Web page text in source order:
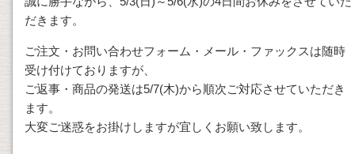
だきます。
ご注文・お問い合わせフォーム・メール・ファックスは随時
受け付けておりますが、
ご返事・商品の発送は5/7(木)から順次ご対応させていただき
ます。
大変ご迷惑をお掛けしますが宜しくお願い致します。